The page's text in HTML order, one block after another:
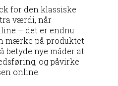
for den klassiske
værdi, når
– det er endnu
mærke på produktet
betyde nye måder at
og påvirke
online.